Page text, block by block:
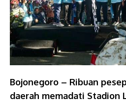
Bojonegoro – Ribuan
daerah memadati Stadion